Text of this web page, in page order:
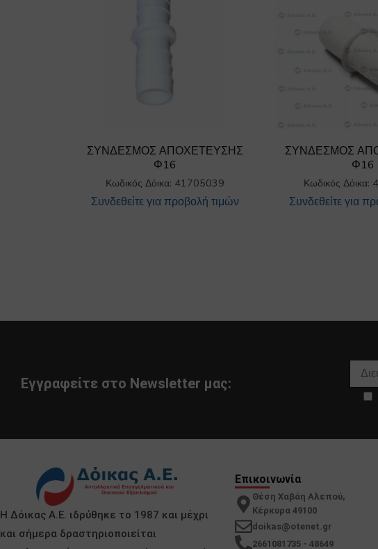
ΣΥΝΔΕΣΜΟΣ ΑΠΟΧΕΤΕΥΣΗΣ
Φ16
Κωδικός Δόικα: 41705039
Συνδεθείτε για προβολή τιμών
ΣΥΝΔΕΣΜΟΣ
Φ16
Κωδικός
Συνδεθείτε για
Εγγραφείτε στο Newsletter μας:
Η Δόικας Α.Ε. ιδρύθηκε το 1987 και μέχρι
και σήμερα δραστηριοποιείται
Επικοινωνία
Θέση Χαβάη Αλεπού,
Κέρκυρα 49100
doikas@otenet.gr
2661081735 - 48649